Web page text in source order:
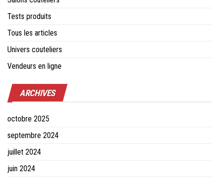
Tests produits
Tous les articles
Univers couteliers
Vendeurs en ligne
ARCHIVES
octobre 2025
septembre 2024
juillet 2024
juin 2024